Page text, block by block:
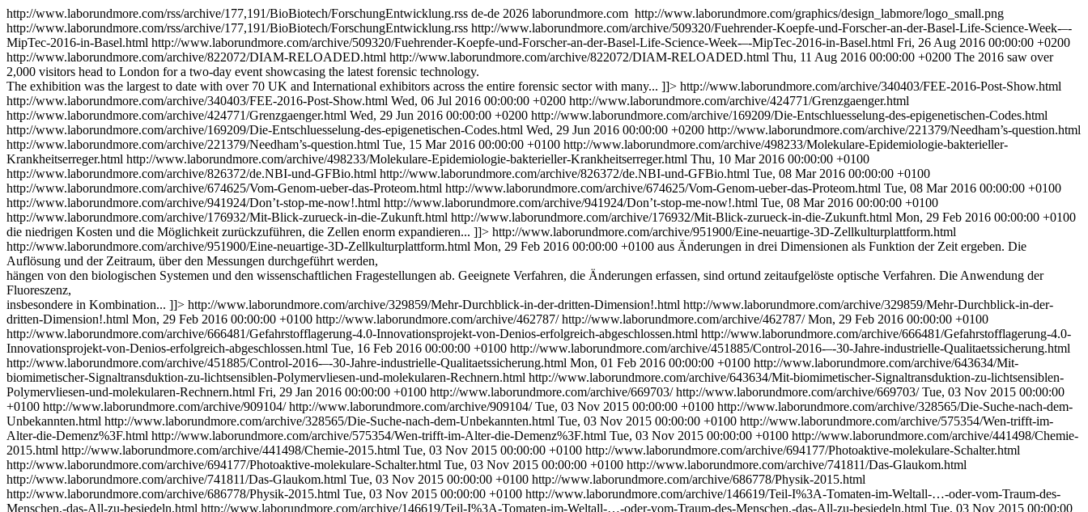
http://www.laborundmore.com/rss/archive/177,191/BioBiotech/ForschungEntwicklung.rss de-de 2026 laborundmore.com http://www.laborundmore.com/graphics/design_labmore/logo_small.png
http://www.laborundmore.com/rss/archive/177,191/BioBiotech/ForschungEntwicklung.rss http://www.laborundmore.com/archive/509320/Fuehrender-Koepfe-und-Forscher-an-der-Basel-Life-Science-Week-–-
MipTec-2016-in-Basel.html http://www.laborundmore.com/archive/509320/Fuehrender-Koepfe-und-Forscher-an-der-Basel-Life-Science-Week-–-MipTec-2016-in-Basel.html Fri, 26 Aug 2016 00:00:00 +0200
http://www.laborundmore.com/archive/822072/DIAM-RELOADED.html http://www.laborundmore.com/archive/822072/DIAM-RELOADED.html Thu, 11 Aug 2016 00:00:00 +0200 The 2016 saw over
2,000 visitors head to London for a two-day event showcasing the latest forensic technology.
The exhibition was the largest to date with over 70 UK and International exhibitors across the entire forensic sector with many... ]]> http://www.laborundmore.com/archive/340403/FEE-2016-Post-Show.html
http://www.laborundmore.com/archive/340403/FEE-2016-Post-Show.html Wed, 06 Jul 2016 00:00:00 +0200 http://www.laborundmore.com/archive/424771/Grenzgaenger.html
http://www.laborundmore.com/archive/424771/Grenzgaenger.html Wed, 29 Jun 2016 00:00:00 +0200 http://www.laborundmore.com/archive/169209/Die-Entschluesselung-des-epigenetischen-Codes.html
http://www.laborundmore.com/archive/169209/Die-Entschluesselung-des-epigenetischen-Codes.html Wed, 29 Jun 2016 00:00:00 +0200 http://www.laborundmore.com/archive/221379/Needham’s-question.html
http://www.laborundmore.com/archive/221379/Needham’s-question.html Tue, 15 Mar 2016 00:00:00 +0100 http://www.laborundmore.com/archive/498233/Molekulare-Epidemiologie-bakterieller-
Krankheitserreger.html http://www.laborundmore.com/archive/498233/Molekulare-Epidemiologie-bakterieller-Krankheitserreger.html Thu, 10 Mar 2016 00:00:00 +0100
http://www.laborundmore.com/archive/826372/de.NBI-und-GFBio.html http://www.laborundmore.com/archive/826372/de.NBI-und-GFBio.html Tue, 08 Mar 2016 00:00:00 +0100
http://www.laborundmore.com/archive/674625/Vom-Genom-ueber-das-Proteom.html http://www.laborundmore.com/archive/674625/Vom-Genom-ueber-das-Proteom.html Tue, 08 Mar 2016 00:00:00 +0100
http://www.laborundmore.com/archive/941924/Don’t-stop-me-now!.html http://www.laborundmore.com/archive/941924/Don’t-stop-me-now!.html Tue, 08 Mar 2016 00:00:00 +0100
http://www.laborundmore.com/archive/176932/Mit-Blick-zurueck-in-die-Zukunft.html http://www.laborundmore.com/archive/176932/Mit-Blick-zurueck-in-die-Zukunft.html Mon, 29 Feb 2016 00:00:00 +0100
die niedrigen Kosten und die Möglichkeit zurückzuführen, die Zellen enorm expandieren... ]]> http://www.laborundmore.com/archive/951900/Eine-neuartige-3D-Zellkulturplattform.html
http://www.laborundmore.com/archive/951900/Eine-neuartige-3D-Zellkulturplattform.html Mon, 29 Feb 2016 00:00:00 +0100 aus Änderungen in drei Dimensionen als Funktion der Zeit ergeben. Die
Auflösung und der Zeitraum, über den Messungen durchgeführt werden,
hängen von den biologischen Systemen und den wissenschaftlichen Fragestellungen ab. Geeignete Verfahren, die Änderungen erfassen, sind ortund zeitaufgelöste optische Verfahren. Die Anwendung der
Fluoreszenz,
insbesondere in Kombination... ]]> http://www.laborundmore.com/archive/329859/Mehr-Durchblick-in-der-dritten-Dimension!.html http://www.laborundmore.com/archive/329859/Mehr-Durchblick-in-der-
dritten-Dimension!.html Mon, 29 Feb 2016 00:00:00 +0100 http://www.laborundmore.com/archive/462787/http://www.laborundmore.com/archive/462787/Mon, 29 Feb 2016 00:00:00 +0100
http://www.laborundmore.com/archive/666481/Gefahrstofflagerung-4.0-Innovationsprojekt-von-Denios-erfolgreich-abgeschlossen.html http://www.laborundmore.com/archive/666481/Gefahrstofflagerung-4.0-
Innovationsprojekt-von-Denios-erfolgreich-abgeschlossen.html Tue, 16 Feb 2016 00:00:00 +0100 http://www.laborundmore.com/archive/451885/Control-2016-–-30-Jahre-industrielle-Qualitaetssicherung.html
http://www.laborundmore.com/archive/451885/Control-2016-–-30-Jahre-industrielle-Qualitaetssicherung.html Mon, 01 Feb 2016 00:00:00 +0100 http://www.laborundmore.com/archive/643634/Mit-
biomimetischer-Signaltransduktion-zu-lichtsensiblen-Polymervliesen-und-molekularen-Rechnern.html http://www.laborundmore.com/archive/643634/Mit-biomimetischer-Signaltransduktion-zu-lichtsensiblen-
Polymervliesen-und-molekularen-Rechnern.html Fri, 29 Jan 2016 00:00:00 +0100 http://www.laborundmore.com/archive/669703/http://www.laborundmore.com/archive/669703/Tue, 03 Nov 2015 00:00:00
+0100 http://www.laborundmore.com/archive/909104/http://www.laborundmore.com/archive/909104/Tue, 03 Nov 2015 00:00:00 +0100 http://www.laborundmore.com/archive/328565/Die-Suche-nach-dem-
Unbekannten.html http://www.laborundmore.com/archive/328565/Die-Suche-nach-dem-Unbekannten.html Tue, 03 Nov 2015 00:00:00 +0100 http://www.laborundmore.com/archive/575354/Wen-trifft-im-
Alter-die-Demenz%3F.html http://www.laborundmore.com/archive/575354/Wen-trifft-im-Alter-die-Demenz%3F.html Tue, 03 Nov 2015 00:00:00 +0100 http://www.laborundmore.com/archive/441498/Chemie-
2015.html http://www.laborundmore.com/archive/441498/Chemie-2015.html Tue, 03 Nov 2015 00:00:00 +0100 http://www.laborundmore.com/archive/694177/Photoaktive-molekulare-Schalter.html
http://www.laborundmore.com/archive/694177/Photoaktive-molekulare-Schalter.html Tue, 03 Nov 2015 00:00:00 +0100 http://www.laborundmore.com/archive/741811/Das-Glaukom.html
http://www.laborundmore.com/archive/741811/Das-Glaukom.html Tue, 03 Nov 2015 00:00:00 +0100 http://www.laborundmore.com/archive/686778/Physik-2015.html
http://www.laborundmore.com/archive/686778/Physik-2015.html Tue, 03 Nov 2015 00:00:00 +0100 http://www.laborundmore.com/archive/146619/Teil-I%3A-Tomaten-im-Weltall-…-oder-vom-Traum-des-
Menschen,-das-All-zu-besiedeln.html http://www.laborundmore.com/archive/146619/Teil-I%3A-Tomaten-im-Weltall-…-oder-vom-Traum-des-Menschen,-das-All-zu-besiedeln.html Tue, 03 Nov 2015 00:00:00